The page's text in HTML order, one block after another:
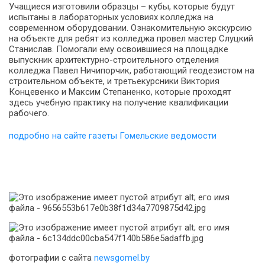
Учащиеся изготовили образцы – кубы, которые будут
испытаны в лабораторных условиях колледжа на
современном оборудовании. Ознакомительную экскурсию
на объекте для ребят из колледжа провел мастер Слуцкий
Станислав. Помогали ему освоившиеся на площадке
выпускник архитектурно-строительного отделения
колледжа Павел Ничипорчик, работающий геодезистом на
строительном объекте, и третьекурсники Виктория
Концевенко и Максим Степаненко, которые проходят
здесь учебную практику на получение квалификации
рабочего.
подробно на сайте газеты Гомельские ведомости
фотографии с сайта newsgomel.by